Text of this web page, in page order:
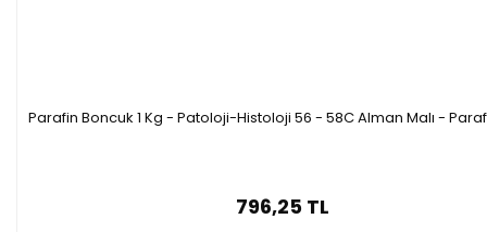
Parafin Boncuk 1 Kg - Patoloji-Histoloji 56 - 58C Alman Malı -
796,25 TL